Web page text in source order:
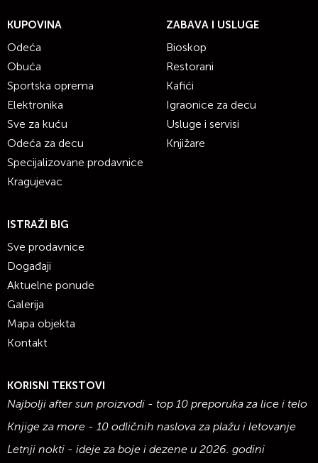
KUPOVINA
Odeća
Obuća
Sportska oprema
Elektronika
Sve za kuću
Odeća za decu
Specijalizovane prodavnice
Kragujevac
ZABAVA I USLUGE
Bioskop
Restorani
Kafići
Igraonice za decu
Usluge i servisi
Knjižare
ISTRAŽI BIG
Sve prodavnice
Događaji
Aktuelne ponude
Galerija
Mapa objekta
Kontakt
KORISNI TEKSTOVI
Najbolji after sun proizvodi - top 10 preporuka za lice i telo
Knjige za more - 10 odličnih naslova za plažu i letovanje
Letnji nokti - ideje za boje i dezene u 2026. godini